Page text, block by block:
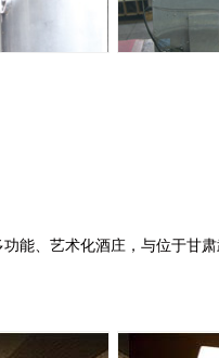
、艺术化酒庄，与位于甘